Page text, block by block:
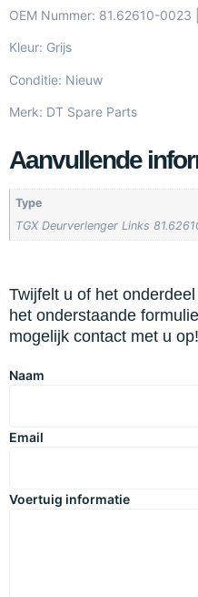
OEM Nummer: 81.62610-0023
Kleur: Grijs
Conditie: Nieuw
Merk: DT Spare Parts
Aanvullende
Type
TGX Deurverlenger Links
Twijfelt u of het
het onderstaande
mogelijk contact met u op!
Naam
Email
Voertuig informatie